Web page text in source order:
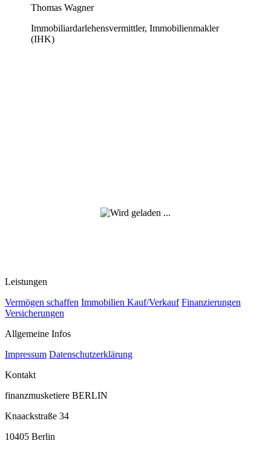
Thomas Wagner
Immobiliardarlehensvermittler, Immobilienmakler
(IHK)
Leistungen
Vermögen schaffen Immobilien Kauf/Verkauf Finanzierungen
Versicherungen
Allgemeine Infos
Impressum Datenschutzerklärung
Kontakt
finanzmusketiere BERLIN
Knaackstraße 34
10405 Berlin